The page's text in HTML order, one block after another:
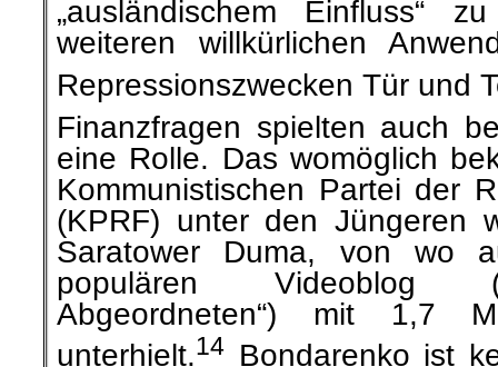
„ausländischem Einfluss“
weiteren willkürlichen
Repressionszwecken Tür und
Finanzfragen spielten auch
eine Rolle. Das womöglich
Kommunistischen Partei der
(KPRF) unter den Jüngeren
Saratower Duma, von wo
populären Videoblog
Abgeordneten“) mit 1,7
unterhielt.14 Bondarenko ist